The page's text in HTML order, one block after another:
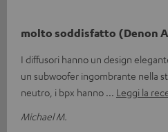
molto soddisfatto (Denon
I diffusori hanno un design
un subwoofer ingombrante nella
neutro, i bpx hanno
Leggi la
Michael M.